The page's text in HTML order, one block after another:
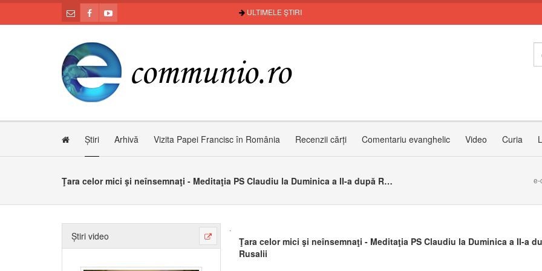
ULTIMELE ȘTIRI
Știri Arhivă Vizita Papei Francisc în România Recenzii cărți Comentariu evanghelic Video Curia
Ţara celor mici şi neînsemnaţi - Meditaţia PS Claudiu la Duminica a II-a după Rusalii e-
Știri video
Ţara celor mici şi neînsemnaţi - Meditaţia PS Claudiu la Duminica a II-a
Rusalii